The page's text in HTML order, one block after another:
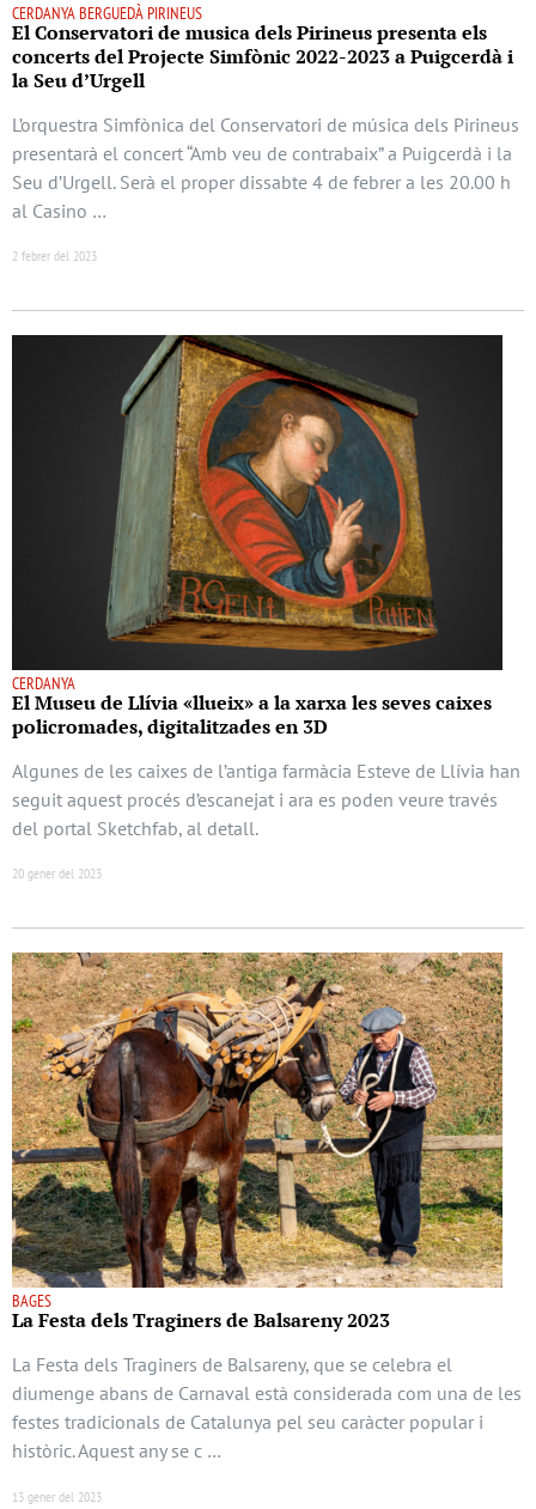
CERDANYA BERGUEDÀ PIRINEUS
El Conservatori de musica dels Pirineus presenta els
concerts del Projecte Simfònic 2022-2023 a Puigcerdà i
la Seu d’Urgell
L’orquestra Simfònica del Conservatori de música dels Pirineus
presentarà el concert “Amb veu de contrabaix” a Puigcerdà i la
Seu d’Urgell. Serà el proper dissabte 4 de febrer a les 20.00 h
al Casino …
2 febrer del 2023
CERDANYA
El Museu de Llívia «llueix» a la xarxa les seves caixes
policromades, digitalitzades en 3D
Algunes de les caixes de l’antiga farmàcia Esteve de Llívia han
seguit aquest procés d’escanejat i ara es poden veure través
del portal Sketchfab, al detall.
20 gener del 2023
BAGES
La Festa dels Traginers de Balsareny 2023
La Festa dels Traginers de Balsareny, que se celebra el
diumenge abans de Carnaval està considerada com una de les
festes tradicionals de Catalunya pel seu caràcter popular i
històric. Aquest any se c …
13 gener del 2023